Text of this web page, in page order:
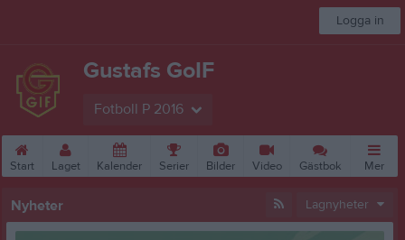
Logga in
Gustafs GoIF
Fotboll P 2016
Start Laget Kalender Serier Bilder Video Gästbok Mer
Nyheter Lagnyheter